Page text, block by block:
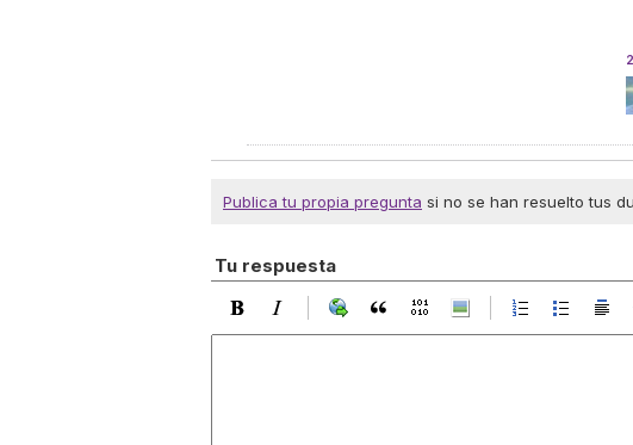
Publica tu propia pregunta si no se han resuelto tus
Tu respuesta